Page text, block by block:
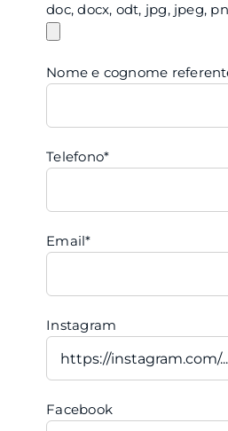
doc, docx, odt, jpg, jpeg,
Nome e cognome
Telefono*
Email*
Instagram
Facebook